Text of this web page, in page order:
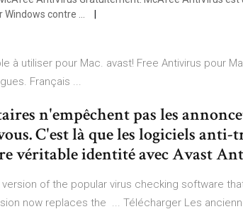
contre ...
à utiliser pour Mac. avast! Free Antivirus pour
Français ...
n'empêchent pas les
C'est là que les logiciels
véritable identité avec Avast
of the popular virus checking software
now replaces the ... Télécharger Les